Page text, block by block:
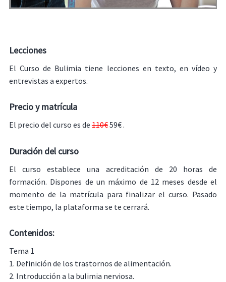
Lecciones
El Curso de Bulimia tiene lecciones en texto, en vídeo y
entrevistas a expertos.
Precio y matrícula
El precio del curso es de 110€59€ .
Duración del curso
El curso establece una acreditación de 20 horas de
formación. Dispones de un máximo de 12 meses desde el
momento de la matrícula para finalizar el curso. Pasado
este tiempo, la plataforma se te cerrará.
Contenidos:
Tema 1
1. Definición de los trastornos de alimentación.
2. Introducción a la bulimia nerviosa.